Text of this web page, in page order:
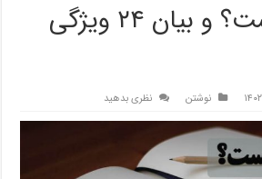
نویسنده کیست؟ و بیان ۲۴ ویژگی
نوشتن نظری بدهید